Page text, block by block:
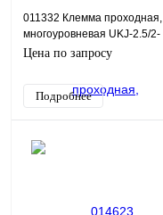
011332 Клемма проходная,
многоуровневая UKJ-2.5/2-
2(BU)
Цена по запросу
Подробнее